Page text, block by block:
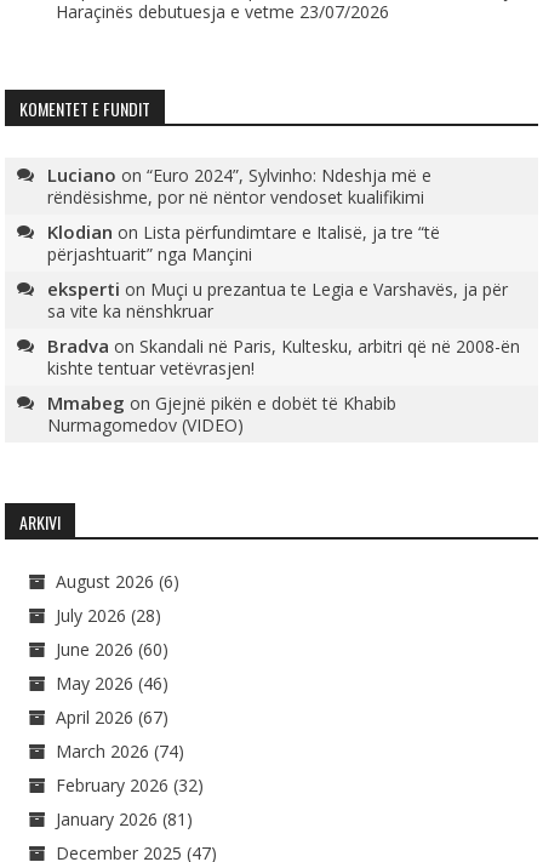
Haraçinës debutuesja e vetme 23/07/2026
KOMENTET E FUNDIT
Luciano on“Euro 2024”, Sylvinho: Ndeshja më e
rëndësishme, por në nëntor vendoset kualifikimi
Klodian on Lista përfundimtare e Italisë, ja tre “të
përjashtuarit” nga Mançini
eksperti on Muçi u prezantua te Legia e Varshavës, ja për
sa vite ka nënshkruar
Bradva onSkandali në Paris, Kultesku, arbitri që në 2008-ën
kishte tentuar vetëvrasjen!
Mmabeg onGjejnë pikën e dobët të Khabib
Nurmagomedov (VIDEO)
ARKIVI
August 2026 (6)
July 2026 (28)
June 2026 (60)
May 2026 (46)
April 2026 (67)
March 2026 (74)
February 2026 (32)
January 2026 (81)
December 2025 (47)